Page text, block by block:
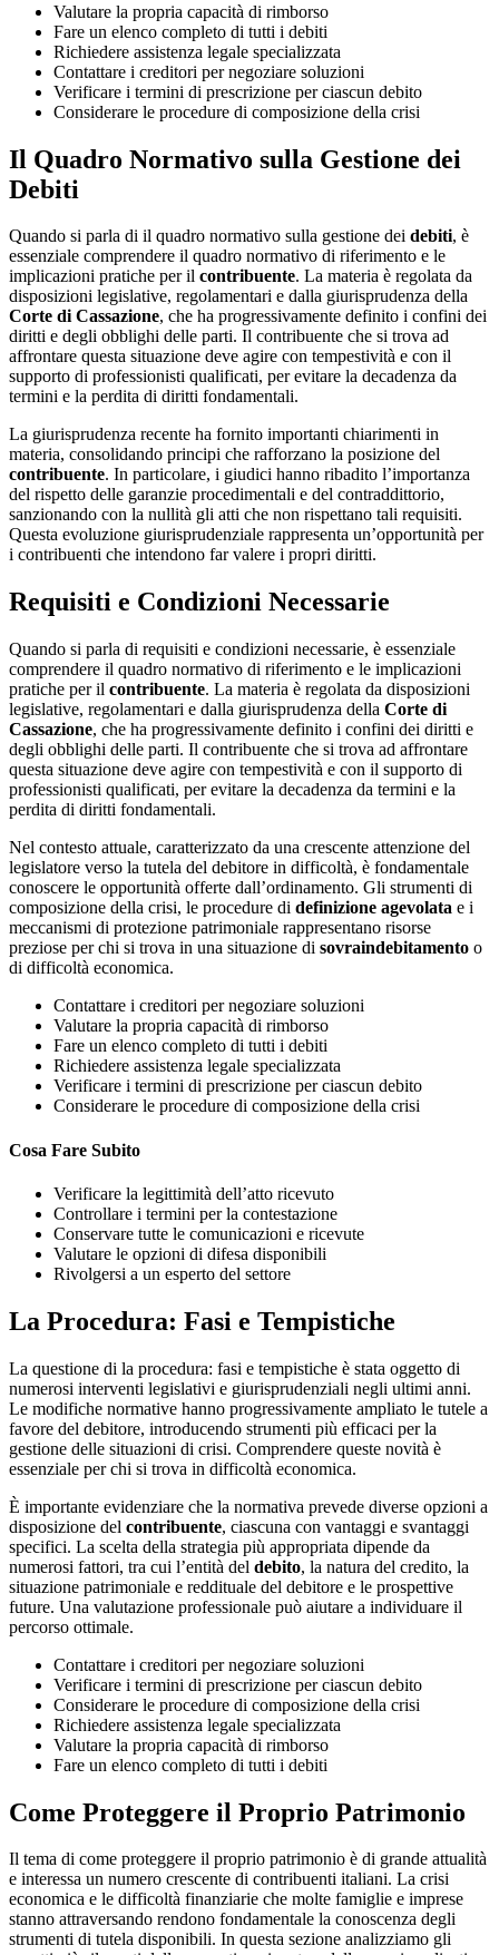
Valutare la propria capacità di rimborso
Fare un elenco completo di tutti i debiti
Richiedere assistenza legale specializzata
Contattare i creditori per negoziare soluzioni
Verificare i termini di prescrizione per ciascun debito
Considerare le procedure di composizione della crisi
Il Quadro Normativo sulla Gestione dei
Debiti
Quando si parla di il quadro normativo sulla gestione dei debiti, è
essenziale comprendere il quadro normativo di riferimento e le
implicazioni pratiche per il contribuente. La materia è regolata da
disposizioni legislative, regolamentari e dalla giurisprudenza della
Corte di Cassazione, che ha progressivamente definito i confini dei
diritti e degli obblighi delle parti. Il contribuente che si trova ad
affrontare questa situazione deve agire con tempestività e con il
supporto di professionisti qualificati, per evitare la decadenza da
termini e la perdita di diritti fondamentali.
La giurisprudenza recente ha fornito importanti chiarimenti in
materia, consolidando principi che rafforzano la posizione del
contribuente. In particolare, i giudici hanno ribadito l’importanza
del rispetto delle garanzie procedimentali e del contraddittorio,
sanzionando con la nullità gli atti che non rispettano tali requisiti.
Questa evoluzione giurisprudenziale rappresenta un’opportunità per
i contribuenti che intendono far valere i propri diritti.
Requisiti e Condizioni Necessarie
Quando si parla di requisiti e condizioni necessarie, è essenziale
comprendere il quadro normativo di riferimento e le implicazioni
pratiche per il contribuente. La materia è regolata da disposizioni
legislative, regolamentari e dalla giurisprudenza della Corte di
Cassazione, che ha progressivamente definito i confini dei diritti e
degli obblighi delle parti. Il contribuente che si trova ad affrontare
questa situazione deve agire con tempestività e con il supporto di
professionisti qualificati, per evitare la decadenza da termini e la
perdita di diritti fondamentali.
Nel contesto attuale, caratterizzato da una crescente attenzione del
legislatore verso la tutela del debitore in difficoltà, è fondamentale
conoscere le opportunità offerte dall’ordinamento. Gli strumenti di
composizione della crisi, le procedure di definizione agevolata e i
meccanismi di protezione patrimoniale rappresentano risorse
preziose per chi si trova in una situazione di sovraindebitamento o
di difficoltà economica.
Contattare i creditori per negoziare soluzioni
Valutare la propria capacità di rimborso
Fare un elenco completo di tutti i debiti
Richiedere assistenza legale specializzata
Verificare i termini di prescrizione per ciascun debito
Considerare le procedure di composizione della crisi
Cosa Fare Subito
Verificare la legittimità dell’atto ricevuto
Controllare i termini per la contestazione
Conservare tutte le comunicazioni e ricevute
Valutare le opzioni di difesa disponibili
Rivolgersi a un esperto del settore
La Procedura: Fasi e Tempistiche
La questione di la procedura: fasi e tempistiche è stata oggetto di
numerosi interventi legislativi e giurisprudenziali negli ultimi anni.
Le modifiche normative hanno progressivamente ampliato le tutele a
favore del debitore, introducendo strumenti più efficaci per la
gestione delle situazioni di crisi. Comprendere queste novità è
essenziale per chi si trova in difficoltà economica.
È importante evidenziare che la normativa prevede diverse opzioni a
disposizione del contribuente, ciascuna con vantaggi e svantaggi
specifici. La scelta della strategia più appropriata dipende da
numerosi fattori, tra cui l’entità del debito, la natura del credito, la
situazione patrimoniale e reddituale del debitore e le prospettive
future. Una valutazione professionale può aiutare a individuare il
percorso ottimale.
Contattare i creditori per negoziare soluzioni
Verificare i termini di prescrizione per ciascun debito
Considerare le procedure di composizione della crisi
Richiedere assistenza legale specializzata
Valutare la propria capacità di rimborso
Fare un elenco completo di tutti i debiti
Come Proteggere il Proprio Patrimonio
Il tema di come proteggere il proprio patrimonio è di grande attualità
e interessa un numero crescente di contribuenti italiani. La crisi
economica e le difficoltà finanziarie che molte famiglie e imprese
stanno attraversando rendono fondamentale la conoscenza degli
strumenti di tutela disponibili. In questa sezione analizziamo gli